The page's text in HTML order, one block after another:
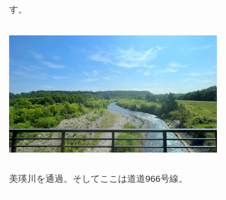
す。
美瑛川を通過。そしてここは道道966号線。